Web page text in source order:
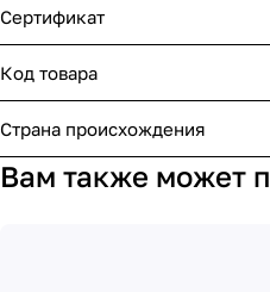
Сертификат
Код товара
Страна происхождения
Вам также может